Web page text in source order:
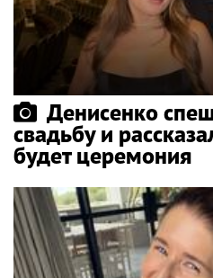
Денисенко
свадьбу и
будет церемония